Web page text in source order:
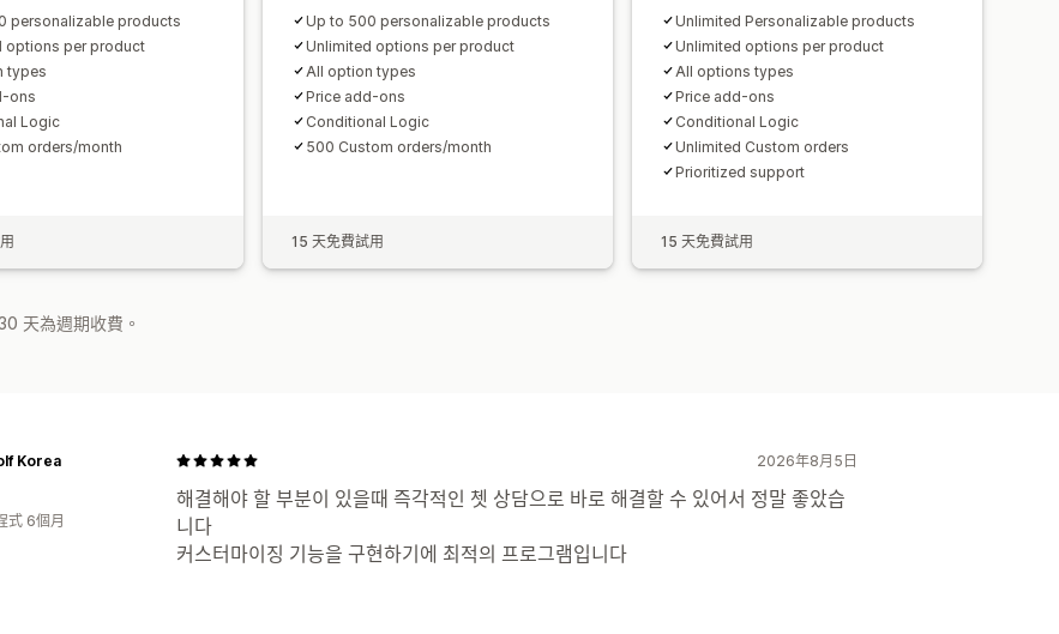
personalizable products
options per product
types
ons
Logic
orders/month
Up to 500 personalizable products
Unlimited options per product
All option types
Price add-ons
Conditional Logic
500 Custom orders/month
15 天免費試用
Unlimited Personalizable products
Unlimited options per product
All options types
Price add-ons
Conditional Logic
Unlimited Custom orders
Prioritized support
15 天免費試用
天為週期收費。
2026年8月5日
해결해야 할 부분이 있을때 즉각적인 쳇 상담으로 바로 해결할 수 있어서 정말 좋았습
니다
커스터마이징 기능을 구현하기에 최적의 프로그램입니다
Korea
式 6個月